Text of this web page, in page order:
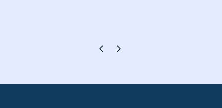
Pagina precedente
Pagina successiva